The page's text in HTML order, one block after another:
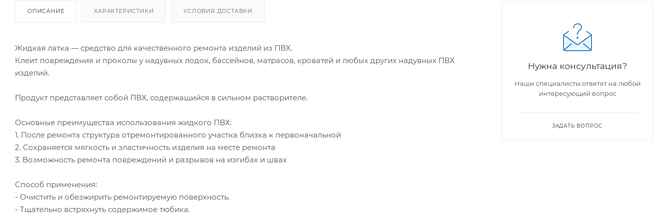
ОПИСАНИЕ ХАРАКТЕРИСТИКИ УСЛОВИЯ ДОСТАВКИ
Жидкая латка — средство для качественного ремонта изделий из ПВХ.
Клеит повреждения и проколы у надувных лодок, бассейнов, матрасов, кроватей и любых других надувных ПВХ
изделий.
Продукт представляет собой ПВХ, содержащийся в сильном растворителе.
Основные преимущества использования жидкого ПВХ:
1. После ремонта структура отремонтированного участка близка к первоначальной
2. Сохраняется мягкость и эластичность изделия на месте ремонта
3. Возможность ремонта повреждений и разрывов на изгибах и швах
Способ применения:
- Очистить и обезжирить ремонтируемую поверхность.
- Тщательно встряхнуть содержимое тюбика.
Нужна консультация?
Наши специалисты ответят на любой
интересующий вопрос
ЗАДАТЬ ВОПРОС